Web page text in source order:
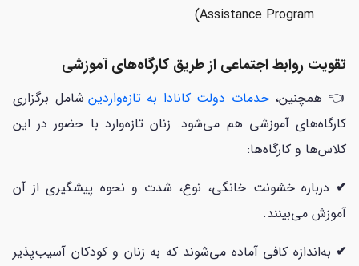
Assistance Program)
تقویت روابط اجتماعی از طریق کارگاه‌های آموزشی
👈 همچنین،خدمات دولت کانادا به تازه‌واردین شامل برگزاری
کارگاه‌های آموزشی هم می‌شود. زنان تازه‌وارد با حضور در این
کلاس‌ها و کارگاه‌ها:
✔ درباره خشونت خانگی، نوع، شدت و نحوه پیشگیری از آن
آموزش می‌بینند.
✔ به‌اندازه کافی آماده می‌شوند که به زنان و کودکان آسیب‌پذیر